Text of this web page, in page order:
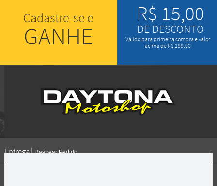
Cadastre-se e
GANHE
R$ 15,00
DE DESCONTO
Válido para primeira compra e valor
acima de R$ 199,00
Entrega |Rastrear Pedido